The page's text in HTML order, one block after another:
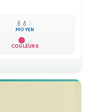
💧 💧 💧
MOYEN
COULEURS